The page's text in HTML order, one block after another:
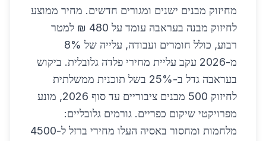
מחיזוק מבנים ישנים ומגורים חדשים. מחיר ממוצע
לחיזוק מבנה בעראבה עומד על 480 ₪ למטר
רבוע, כולל חומרים ועבודה, עלייה של 8%
מ-2026 עקב עליית מחירי פלדה גלובלית. ביקוש
בעראבה גדל ב-25% בשל תוכנית ממשלתית
לחיזוק 500 מבנים ציבוריים עד סוף 2026, מונע
מפרויקטי שיקום כפריים. גורמים גלובליים:
מלחמות ומחסור באסיה העלו מחירי ברזל ל-4500